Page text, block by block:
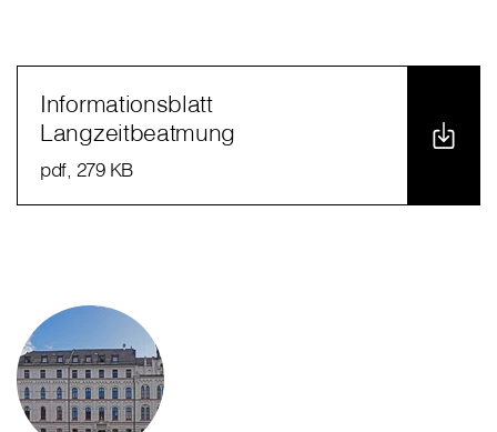
Informationsblatt
Langzeitbeatmung
pdf, 279 KB